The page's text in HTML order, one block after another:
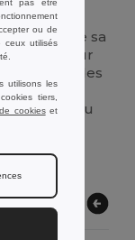
tandis que sa
légère pour
commandes
ou
ou de
ceux utilisés
utilisons les
tiers,
cookieset